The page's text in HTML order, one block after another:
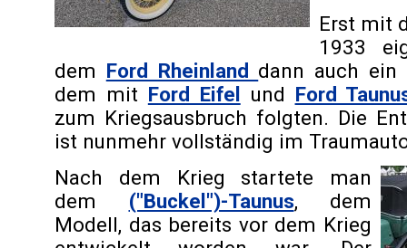
Erst mit
1933
dem Ford Rheinland dann auch ein
dem mit Ford Eifel und Ford
zum Kriegsausbruch folgten. Die
ist nunmehr vollständig im
Nach dem Krieg startete man
dem ("Buckel")-Taunus, dem
Modell, das bereits vor dem Krieg